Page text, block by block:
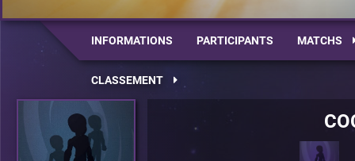
INFORMATIONS PARTICIPANTS MATCHS
CLASSEMENT